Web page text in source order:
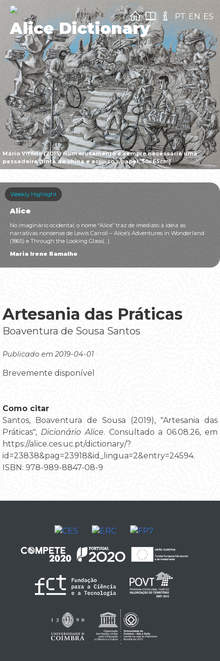
Mário Vitória (2015) Num cruzamento é sempre necessária uma
passadeira [tinta da china e acrílico s/papel, 50x65cm]
Alice Dictionary
PT EN ES
Weekly Highlight
Alice
No imaginário ocidental, o nome “Alice” traz de imediato à ideia as
narrativas nonsense de Lewis Carroll – Alice’s Adventures in Wonderland
(1865) e Through the Looking Glass(...)
Maria Irene Ramalho
Artesania das Práticas
Boaventura de Sousa Santos
Publicado em 2019-04-01
Brevemente disponível
Como citar
Santos, Boaventura de Sousa (2019), "Artesania das
Práticas", Dicionário Alice. Consultado a 06.08.26, em
https://alice.ces.uc.pt/dictionary/?
id=23838&pag=23918&id_lingua=2&entry=24594.
ISBN: 978-989-8847-08-9